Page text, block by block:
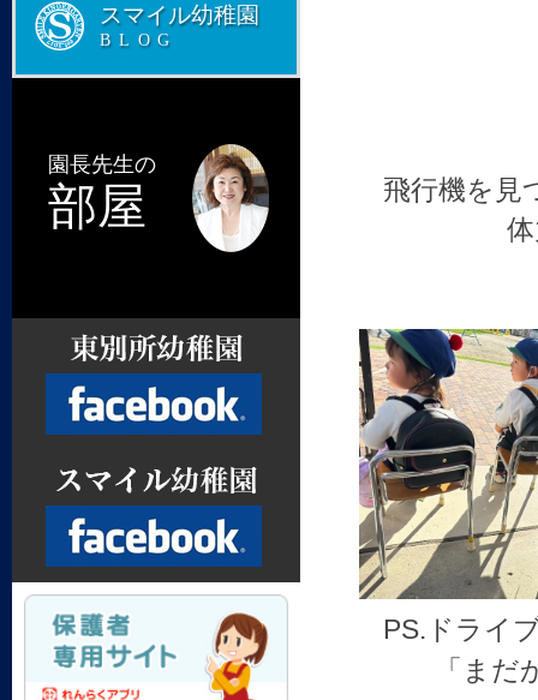
飛行機を見
PS.ドライ
「ま
スマイル幼稚園
BLOG
園長先生の
部屋
Facebook
Facebook